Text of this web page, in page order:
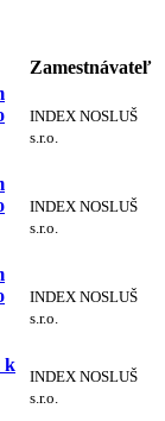
Zamestnávateľ
INDEX NOSLUŠ
s.r.o.
INDEX NOSLUŠ
s.r.o.
INDEX NOSLUŠ
s.r.o.
k
INDEX NOSLUŠ
s.r.o.